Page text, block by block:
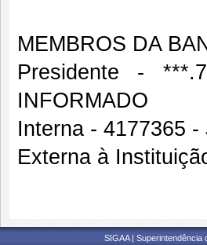
MEMBROS DA
Presidente -
INFORMADO
Interna - 4177365
Externa à
SIGAA |